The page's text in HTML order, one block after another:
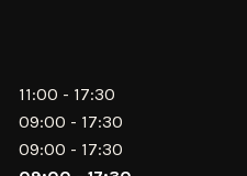
11:00 - 17:30
09:00 - 17:30
09:00 - 17:30